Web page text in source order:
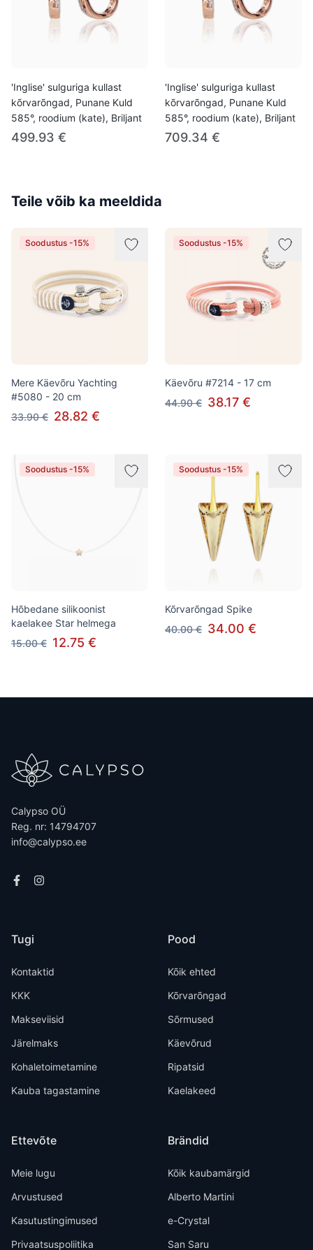
'Inglise' sulguriga kullast
kõrvarõngad, Punane Kuld
585°, roodium (kate), Briljant
499.93 €
'Inglise' sulguriga kullast
kõrvarõngad, Punane Kuld
585°, roodium (kate), Briljant
709.34 €
Teile võib ka meeldida
Soodustus -15%
Mere Käevõru Yachting
#5080 - 20 cm
33.90 € 28.82 €
Soodustus -15%
Käevõru #7214 - 17 cm
44.90 € 38.17 €
Soodustus -15%
Hõbedane silikoonist
kaelakee Star helmega
15.00 € 12.75 €
Soodustus -15%
Kõrvarõngad Spike
40.00 € 34.00 €
Calypso OÜ
Reg. nr: 14794707
info@calypso.ee
Tugi
Kontaktid
KKK
Makseviisid
Järelmaks
Kohaletoimetamine
Kauba tagastamine
Ettevõte
Meie lugu
Arvustused
Kasutustingimused
Privaatsuspoliitika
Pood
Kõik ehted
Kõrvarõngad
Sõrmused
Käevõrud
Ripatsid
Kaelakeed
Brändid
Kõik kaubamärgid
Alberto Martini
e-Crystal
San Saru